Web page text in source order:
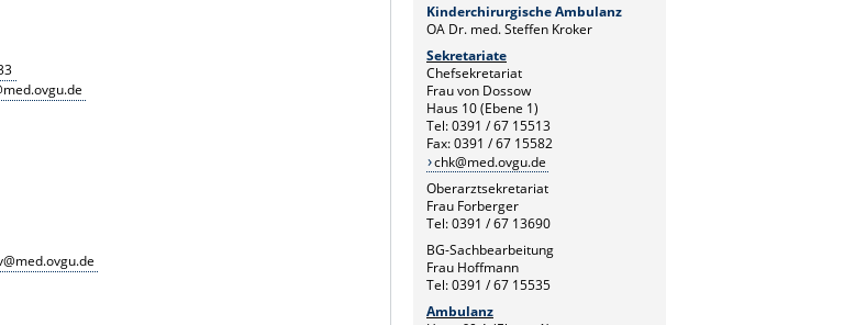
Kinderchirurgische Ambulanz
OA Dr. med. Steffen Kroker
Sekretariate
Chefsekretariat
Frau von Dossow
Haus 10 (Ebene 1)
Tel: 0391 / 67 15513
Fax: 0391 / 67 15582
chk@med.ovgu.de
Oberarztsekretariat
Frau Forberger
Tel: 0391 / 67 13690
BG-Sachbearbeitung
Frau Hoffmann
Tel: 0391 / 67 15535
Ambulanz